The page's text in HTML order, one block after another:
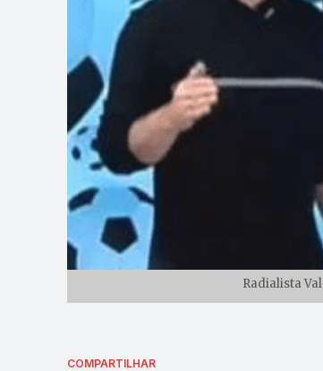
Radialista
COMPARTILHAR